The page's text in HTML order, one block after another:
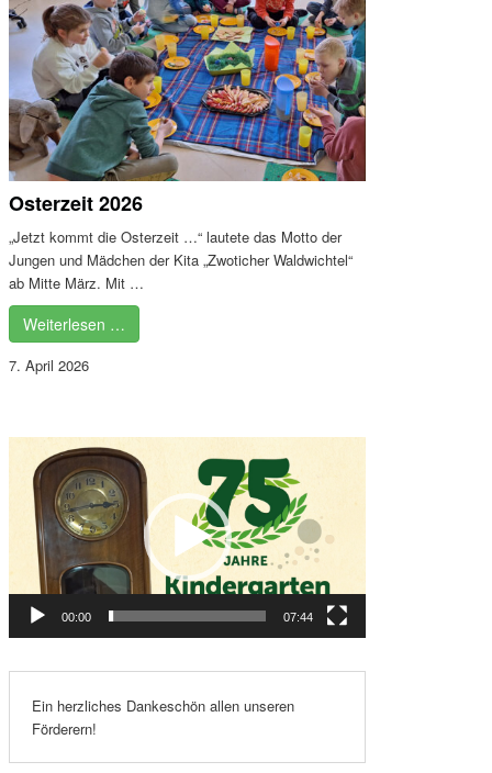
Osterzeit 2026
„Jetzt kommt die Osterzeit …“ lautete das Motto der
Jungen und Mädchen der Kita „Zwoticher Waldwichtel“
ab Mitte März. Mit …
Weiterlesen …
7. April 2026
Player
00:00 07:44
Ein herzliches Dankeschön allen unseren
Förderern!